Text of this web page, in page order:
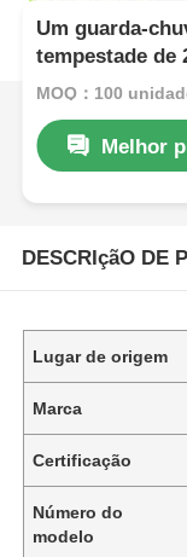
Um guarda-
tempestade de
MOQ：100
Melhor
DESCRIçãO DE
Lugar de origem
Marca
Certificação
Número do
modelo